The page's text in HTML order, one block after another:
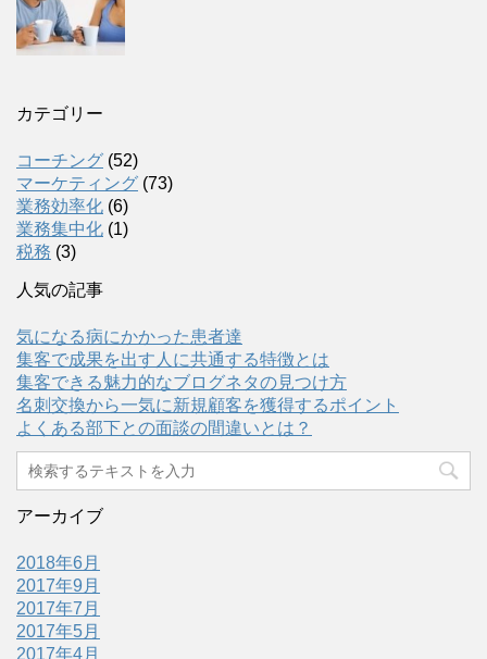
カテゴリー
コーチング (52)
マーケティング (73)
業務効率化 (6)
業務集中化 (1)
税務 (3)
人気の記事
気になる病にかかった患者達
集客で成果を出す人に共通する特徴とは
集客できる魅力的なブログネタの見つけ方
名刺交換から一気に新規顧客を獲得するポイント
よくある部下との面談の間違いとは？
アーカイブ
2018年6月
2017年9月
2017年7月
2017年5月
2017年4月